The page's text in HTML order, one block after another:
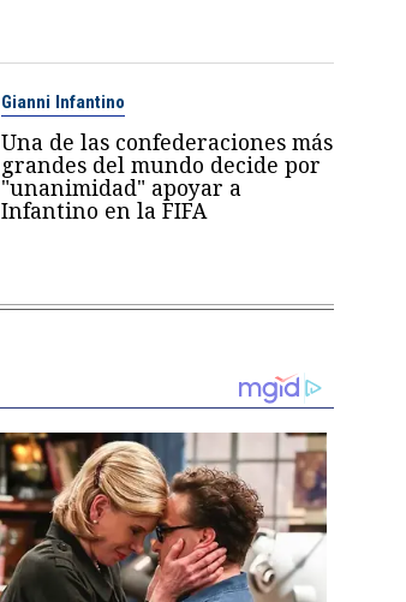
Gianni Infantino
Una de las confederaciones más
grandes del mundo decide por
"unanimidad" apoyar a
Infantino en la FIFA